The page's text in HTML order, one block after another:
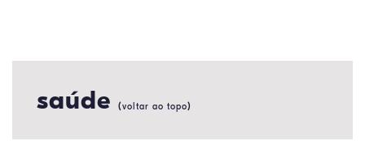
saúde (voltar ao topo)